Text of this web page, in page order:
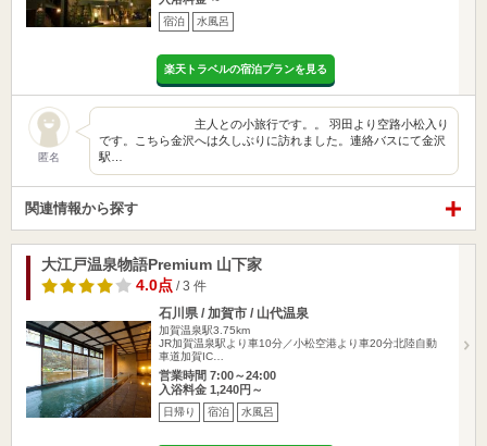
宿泊 水風呂
楽天トラベルの宿泊プランを見る
匿名
主人との小旅行です。。 羽田より空路小松入り
です。こちら金沢へは久しぶりに訪れました。連絡バスにて金沢
駅…
関連情報から探す
大江戸温泉物語Premium 山下家
4.0点 / 3 件
石川県 / 加賀市 / 山代温泉
加賀温泉駅3.75km
JR加賀温泉駅より車10分／小松空港より車20分北陸自動
車道加賀IC…
営業時間 7:00～24:00
入浴料金 1,240円～
日帰り 宿泊 水風呂